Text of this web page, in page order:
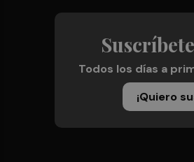
Todos los días a
¡Quiero